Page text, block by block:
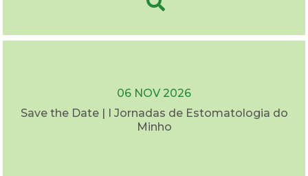
06 NOV 2026
Save the Date | I Jornadas de Estomatologia do
Minho